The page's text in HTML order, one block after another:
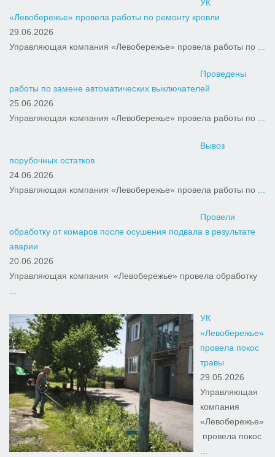
УК
«Левобережье» провела работы по ремонту кровли
29.06.2026
Управляющая компания «Левобережье» провела работы по
Проведены
работы по замене автоматических выключателей
25.06.2026
Управляющая компания «Левобережье» провела работы по ...
Вывоз
порубочных остатков
24.06.2026
Управляющая компания «Левобережье» провела работы по
Провели
обработку от комаров после осушения подвала в результате
аварии
20.06.2026
Управляющая компания «Левобережье» провела обработку
...
УК
«Левобережье»
провела покос
травы
29.05.2026
Управляющая
компания
«Левобережье»
провела покос
...